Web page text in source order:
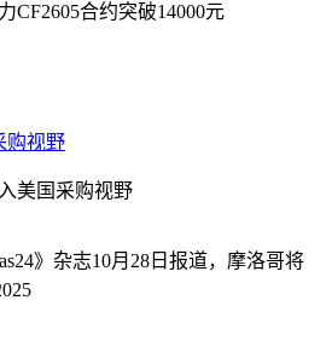
CF2605合约突破14000元
购视野
》杂志10月28日报道，摩洛哥将